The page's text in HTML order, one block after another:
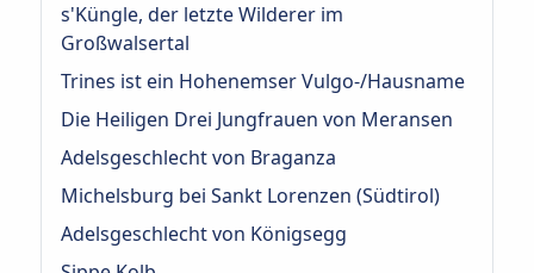
s'Küngle, der letzte Wilderer im
Großwalsertal
Trines ist ein Hohenemser Vulgo-/Hausname
Die Heiligen Drei Jungfrauen von Meransen
Adelsgeschlecht von Braganza
Michelsburg bei Sankt Lorenzen (Südtirol)
Adelsgeschlecht von Königsegg